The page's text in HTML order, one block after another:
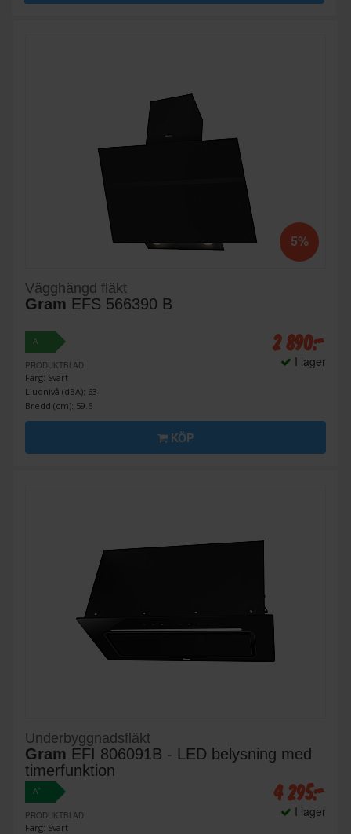
5%
Vägghängd fläkt
Gram EFS 566390 B
A
PRODUKTBLAD
Färg: Svart
Ljudnivå (dBA): 63
Bredd (cm): 59.6
2 890:-
I lager
KÖP
Underbyggnadsfläkt
Gram EFI 806091B - LED belysning med
timerfunktion
A+
PRODUKTBLAD
Färg: Svart
4 295:-
I lager